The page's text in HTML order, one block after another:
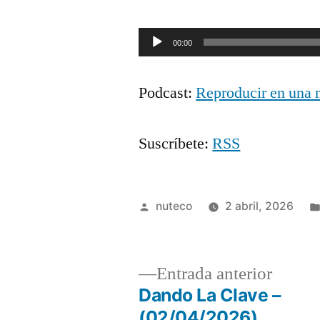
Reproductor
audio
00:00
Podcast:Reproducir en una
Suscríbete:RSS
Publicada
nuteco 2 abril, 2026
Entrada anteriorEntrada
Dando La Clave –